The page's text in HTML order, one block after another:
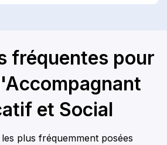
fréquentes pour
et Social
plus fréquemment posées